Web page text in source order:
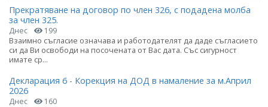
Прекратяване на договор по член 326, с подадена молба
за член 325.
Днес 199
Взаимно съгласие означава и работодателят да даде съгласието
си да Ви освободи на посочената от Вас дата. Със сигурност
имате ср...
Декларация 6 - Корекция на ДОД в намаление за м.Април
2026
Днес 160